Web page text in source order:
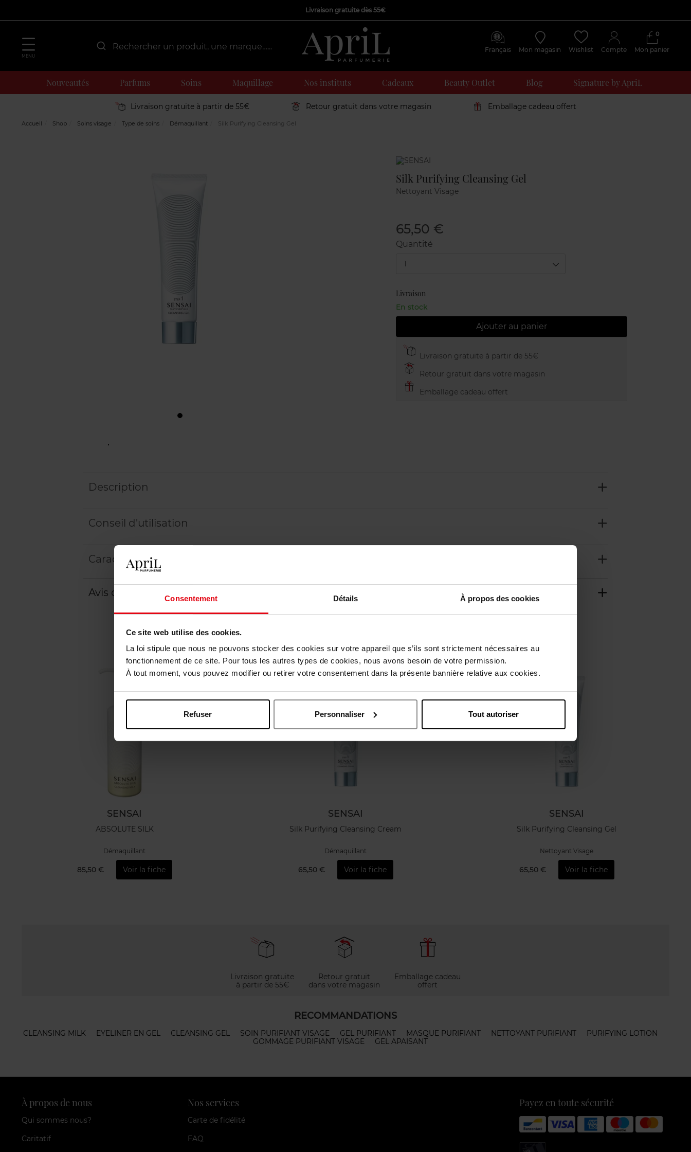
Consentement Détails À propos des cookies
Ce site web utilise des cookies.
La loi stipule que nous ne pouvons stocker des cookies sur votre appareil que s’ils sont strictement nécessaires au
fonctionnement de ce site. Pour tous les autres types de cookies, nous avons besoin de votre permission.
À tout moment, vous pouvez modifier ou retirer votre consentement dans la présente bannière relative aux cookies.
Refuser Personnaliser Tout autoriser
Livraison gratuite dès 55€
MENU
Français Mon magasin Wishlist Compte Mon panier
0
Nouveautés Parfums Soins Maquillage Nos instituts Cadeaux Beauty Outlet Blog Signature by ApriL
Livraison gratuite à partir de 55€ Retour gratuit dans votre magasin Emballage cadeau offert
Accueil Shop Soins visage Type de soins Démaquillant Silk Purifying Cleansing Gel
Marque
clients
Silk Purifying Cleansing Gel
Nettoyant Visage
65,50 €
Quantité
1
Livraison
En stock
Ajouter au panier
Livraison gratuite à partir de 55€
Retour gratuit dans votre magasin
Emballage cadeau offert
Description
Conseil d'utilisation
Caractéristiques
Avis client Politique relative aux avis des clients
SENSAI
ABSOLUTE SILK
Démaquillant
85,50 € Voir la fiche
SENSAI
Silk Purifying Cleansing Cream
Démaquillant
65,50 € Voir la fiche
SENSAI
Silk Purifying Cleansing Gel
Nettoyant Visage
65,50 € Voir la fiche
Livraison gratuite
à partir de 55€
Retour gratuit
dans votre magasin
Emballage cadeau
offert
RECOMMANDATIONS
CLEANSING MILK EYELINER EN GEL CLEANSING GEL SOIN PURIFIANT VISAGE GEL PURIFIANT MASQUE PURIFIANT NETTOYANT PURIFIANT
PURIFYING LOTION
GOMMAGE PURIFIANT VISAGE
GEL APAISANT
À propos de nous
Qui sommes nous?
Caritatif
Nos services
Carte de fidélité
FAQ
Payez en toute sécurité